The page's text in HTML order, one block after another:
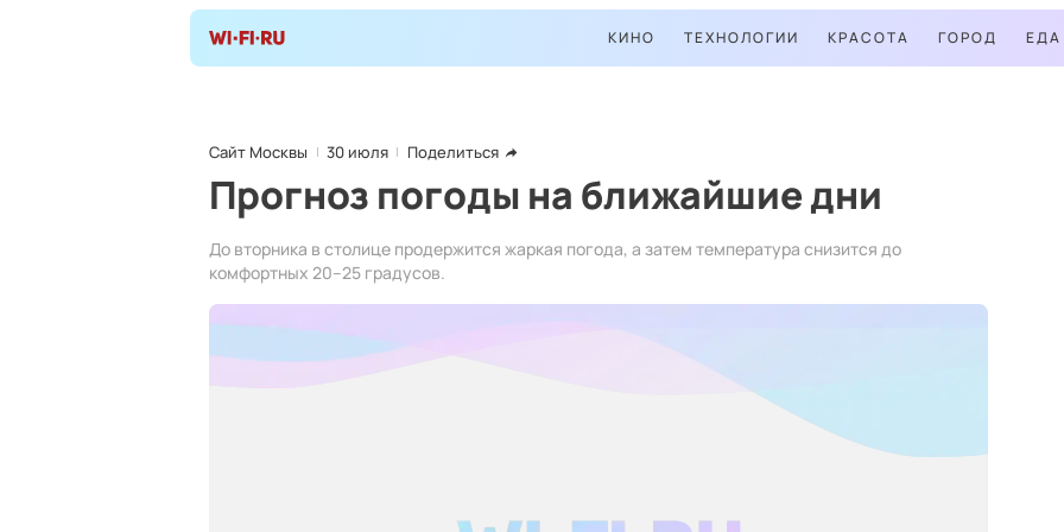
КИНО ТЕХНОЛОГИИ КРАСОТА ГОРОД ЕДА
Сайт Москвы 30 июля Поделиться
Прогноз погоды на ближайшие дни
До вторника в столице продержится жаркая погода, а затем температура снизится до
комфортных 20–25 градусов.